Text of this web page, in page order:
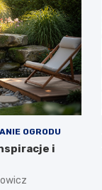
OGRODU
i